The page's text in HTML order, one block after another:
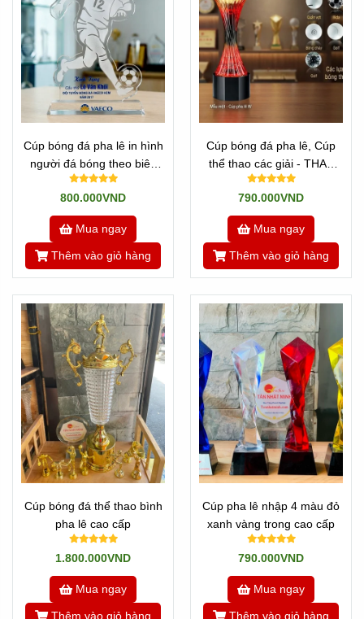
Cúp bóng đá pha lê in hình
người đá bóng theo biên
dạng
800.000VND
Mua ngay
Thêm vào giỏ hàng
Cúp bóng đá pha lê, Cúp
thể thao các giải - THAY
QUẢ CẦU
790.000VND
Mua ngay
Thêm vào giỏ hàng
Cúp bóng đá thể thao bình
pha lê cao cấp
1.800.000VND
Mua ngay
Thêm vào giỏ hàng
Cúp pha lê nhập 4 màu đỏ
xanh vàng trong cao cấp
790.000VND
Mua ngay
Thêm vào giỏ hàng